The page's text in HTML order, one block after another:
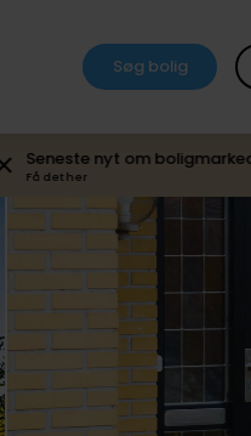
Søg bolig
Seneste nyt om
Få det her